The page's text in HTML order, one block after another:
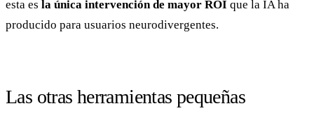
esta es la única intervención de mayor ROI que la IA ha
producido para usuarios neurodivergentes.
Las otras herramientas pequeñas